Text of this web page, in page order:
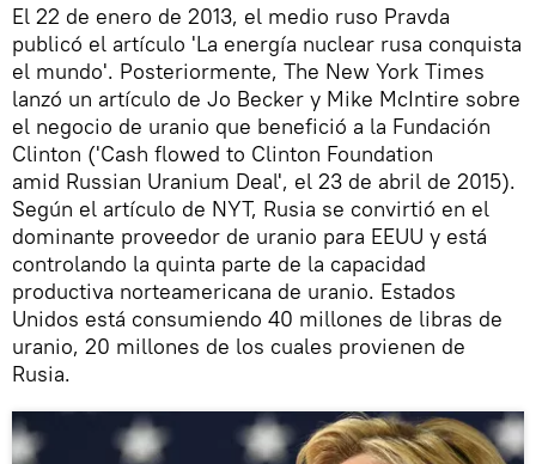
​El 22 de enero de 2013, el medio ruso Pravda
publicó el artículo 'La energía nuclear rusa conquista
el mundo'. Posteriormente, The New York Times
lanzó un artículo de Jo Becker y Mike McIntire sobre
el negocio de uranio que benefició a la Fundación
Clinton ('Cash flowed to Clinton Foundation
amid Russian Uranium Deal', el 23 de abril de 2015).
Según el artículo de NYT, Rusia se convirtió en el
dominante proveedor de uranio para EEUU y está
controlando la quinta parte de la capacidad
productiva norteamericana de uranio. Estados
Unidos está consumiendo 40 millones de libras de
uranio, 20 millones de los cuales provienen de
Rusia.